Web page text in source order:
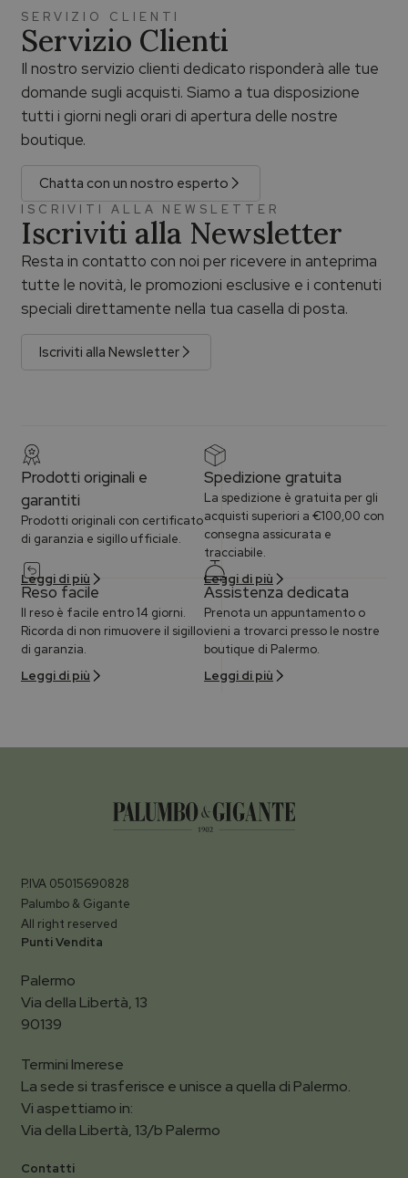
SERVIZIO CLIENTI
Servizio Clienti
Il nostro servizio clienti dedicato risponderà alle tue
domande sugli acquisti. Siamo a tua disposizione
tutti i giorni negli orari di apertura delle nostre
boutique.
Chatta con un nostro esperto
ISCRIVITI ALLA NEWSLETTER
Iscriviti alla Newsletter
Resta in contatto con noi per ricevere in anteprima
tutte le novità, le promozioni esclusive e i contenuti
speciali direttamente nella tua casella di posta.
Iscriviti alla Newsletter
Prodotti originali e
garantiti
Prodotti originali con certificato
di garanzia e sigillo ufficiale.
Leggi di più
Spedizione gratuita
La spedizione è gratuita per gli
acquisti superiori a €100,00 con
consegna assicurata e
tracciabile.
Leggi di più
Reso facile
Il reso è facile entro 14 giorni.
Ricorda di non rimuovere il sigillo
di garanzia.
Leggi di più
Assistenza dedicata
Prenota un appuntamento o
vieni a trovarci presso le nostre
boutique di Palermo.
Leggi di più
P.IVA 05015690828
Palumbo & Gigante
All right reserved
Punti Vendita
Palermo
Via della Libertà, 13
90139
Termini Imerese
La sede si trasferisce e unisce a quella di Palermo.
Vi aspettiamo in:
Via della Libertà, 13/b Palermo
Contatti